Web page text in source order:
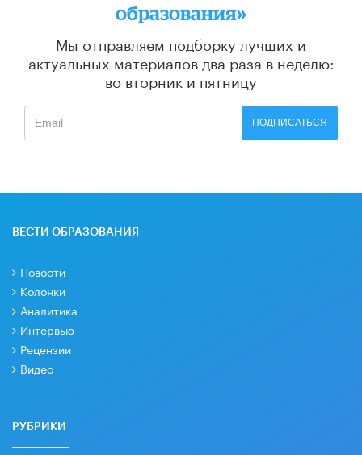
образования»
Мы отправляем подборку лучших и
актуальных материалов два раза в неделю:
во вторник и пятницу
ПОДПИСАТЬСЯ
ВЕСТИ ОБРАЗОВАНИЯ
Новости
Колонки
Аналитика
Интервью
Рецензии
Видео
РУБРИКИ